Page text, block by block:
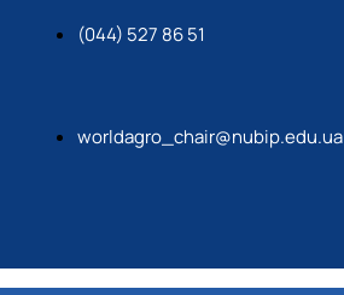
(044) 527 86 51
worldagro_chair@nubip.edu.ua